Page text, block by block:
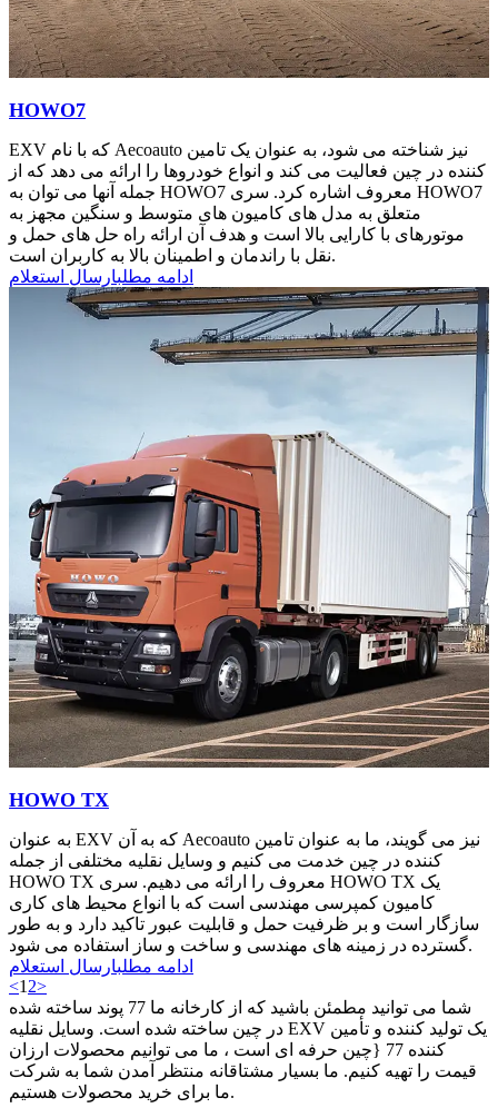
HOWO7
EXV که با نام Aecoauto نیز شناخته می شود، به عنوان یک تامین
کننده در چین فعالیت می کند و انواع خودروها را ارائه می دهد که از
جمله آنها می توان به HOWO7 معروف اشاره کرد. سری HOWO7
متعلق به مدل های کامیون های متوسط ​​و سنگین مجهز به
موتورهای با کارایی بالا است و هدف آن ارائه راه حل های حمل و
نقل با راندمان و اطمینان بالا به کاربران است.
ادامه مطلبارسال استعلام
HOWO TX
به عنوان EXV که به آن Aecoauto نیز می گویند، ما به عنوان تامین
کننده در چین خدمت می کنیم و وسایل نقلیه مختلفی از جمله
HOWO TX معروف را ارائه می دهیم. سری HOWO TX یک
کامیون کمپرسی مهندسی است که با انواع محیط های کاری
سازگار است و بر ظرفیت حمل و قابلیت عبور تاکید دارد و به طور
گسترده در زمینه های مهندسی و ساخت و ساز استفاده می شود.
ادامه مطلبارسال استعلام
<1 2>
شما می توانید مطمئن باشید که از کارخانه ما 77 پوند ساخته شده
در چین ساخته شده است. وسایل نقلیه EXV یک تولید کننده و تأمین
کننده 77 {چین حرفه ای است ، ما می توانیم محصولات ارزان
قیمت را تهیه کنیم. ما بسیار مشتاقانه منتظر آمدن شما به شرکت
ما برای خرید محصولات هستیم.